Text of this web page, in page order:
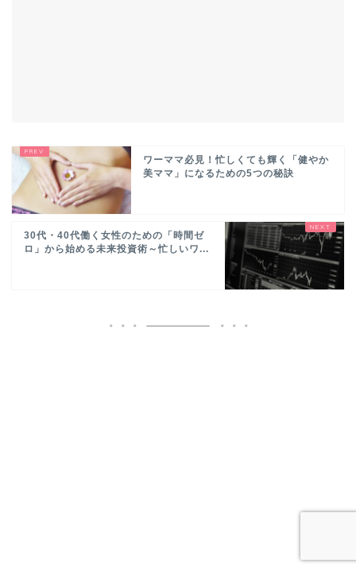
ワーママ必見！忙しくても輝く「健やか
美ママ」になるための5つの秘訣
30代・40代働く女性のための「時間ゼ
ロ」から始める未来投資術～忙しいワ...